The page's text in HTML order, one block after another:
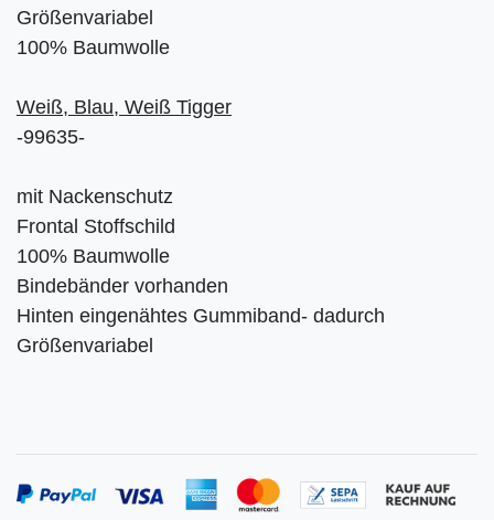
Größenvariabel
100% Baumwolle
Weiß, Blau, Weiß Tigger
-99635-
mit Nackenschutz
Frontal Stoffschild
100% Baumwolle
Bindebänder vorhanden
Hinten eingenähtes Gummiband- dadurch
Größenvariabel